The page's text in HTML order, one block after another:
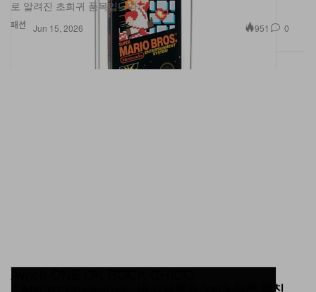
패션 Jun 15, 2026
CARLITO·Paledusk, 새 프로젝트 YAO 전격 론칭